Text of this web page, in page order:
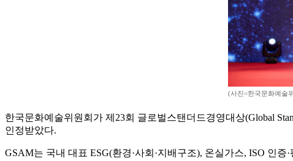
(사진=한국문화예술
한국문화예술위원회가 제23회 글로벌스탠더드경영대상(Global
인정받았다.
GSAM는 국내 대표 ESG(환경·사회·지배구조), 온실가스, ISO 인